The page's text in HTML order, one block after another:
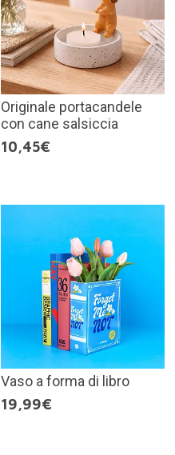
Originale portacandele
con cane salsiccia
10,45€
Vaso a forma di libro
19,99€